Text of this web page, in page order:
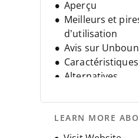
Aperçu
Meilleurs et
d’utilisation
Avis sur
Alternatives
Historique de
LEARN MORE